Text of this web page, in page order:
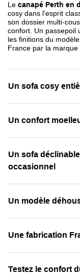
Le canapé Perth en
cosy dans l'esprit
son dossier multi-
confort. Un passepoil
les finitions du
France par la marque
Un sofa cosy
Un confort
Un sofa
occasionnel
Un modèle
Une fabrication
Testez le confort